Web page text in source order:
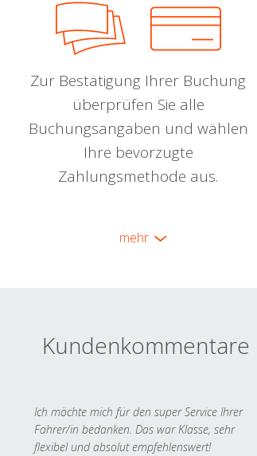
Zur Bestätigung Ihrer Buchung
überprüfen Sie alle
Buchungsangaben und wählen
Ihre bevorzugte
Zahlungsmethode aus.
mehr
Kundenkommentare
Ich möchte mich für den super Service Ihrer
Fahrer/in bedanken. Das war Klasse, sehr
flexibel und absolut empfehlenswert!